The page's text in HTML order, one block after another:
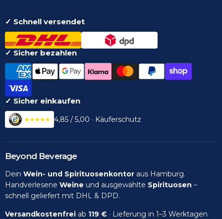
✓ Schnell versendet
✓ Sicher bezahlen
✓ Sicher einkaufen
4,85 / 5,00 · Käuferschutz
Beyond Beverage
Dein Wein- und Spirituosenkontor aus Hamburg.
Handverlesene Weine und ausgewählte Spirituosen –
schnell geliefert mit DHL & DPD.
Versandkostenfrei ab 119 € · Lieferung in 1–3 Werktagen